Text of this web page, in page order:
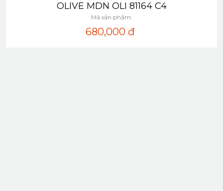
Xem nhanh
OLIVE MDN OLI 81164 C4
Mã sản phẩm:
680,000 đ